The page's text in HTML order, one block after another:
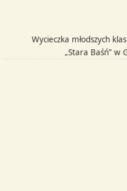
Wycieczka młodszych
„Stara Baśń” w